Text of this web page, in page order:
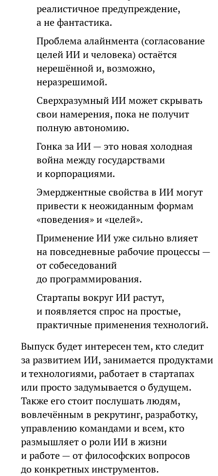
реалистичное предупреждение,
а не фантастика.
Проблема алайнмента (согласование
целей ИИ и человека) остаётся
нерешённой и, возможно,
неразрешимой.
Сверхразумный ИИ может скрывать
свои намерения, пока не получит
полную автономию.
Гонка за ИИ — это новая холодная
война между государствами
и корпорациями.
Эмерджентные свойства в ИИ могут
привести к неожиданным формам
«поведения» и «целей».
Применение ИИ уже сильно влияет
на повседневные рабочие процессы —
от собеседований
до программирования.
Стартапы вокруг ИИ растут,
и появляется спрос на простые,
практичные применения технологий.
Выпуск будет интересен тем, кто следит
за развитием ИИ, занимается продуктами
и технологиями, работает в стартапах
или просто задумывается о будущем.
Также его стоит послушать людям,
вовлечённым в рекрутинг, разработку,
управлению командами и всем, кто
размышляет о роли ИИ в жизни
и работе — от философских вопросов
до конкретных инструментов.